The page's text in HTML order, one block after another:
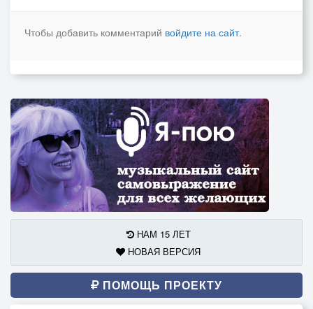
Чтобы добавить комментарий войдите на сайт.
НАМ 15 ЛЕТ
НОВАЯ ВЕРСИЯ
ПОМОЩЬ ПРОЕКТУ